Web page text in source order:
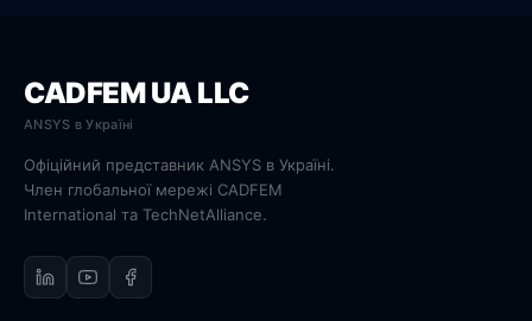
CADFEM UA LLC
ANSYS в Україні
Офіційний представник ANSYS в Україні.
Член глобальної мережі CADFEM
International та TechNetAlliance.